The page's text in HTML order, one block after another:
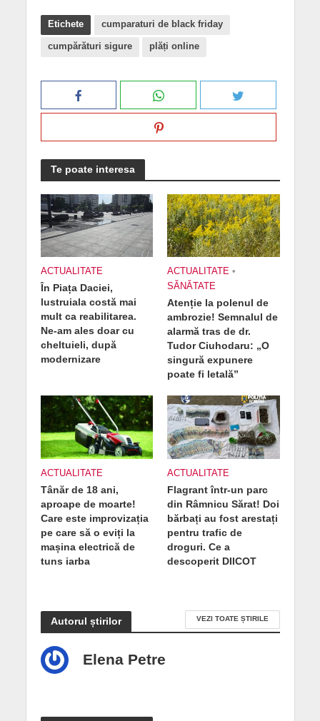
Etichete cumparaturi de black friday
cumpărături sigure plăți online
Te poate interesa
ACTUALITATE
În Piața Daciei,
lustruiala costă mai
mult ca reabilitarea.
Ne-am ales doar cu
cheltuieli, după
modernizare
ACTUALITATE •
SĂNĂTATE
Atenție la polenul de
ambrozie! Semnalul de
alarmă tras de dr.
Tudor Ciuhodaru: „O
singură expunere
poate fi letală”
ACTUALITATE
Tânăr de 18 ani,
aproape de moarte!
Care este improvizația
pe care să o eviți la
mașina electrică de
tuns iarba
ACTUALITATE
Flagrant într-un parc
din Râmnicu Sărat! Doi
bărbați au fost arestați
pentru trafic de
droguri. Ce a
descoperit DIICOT
Autorul știrilor VEZI TOATE ȘTIRILE
Elena Petre